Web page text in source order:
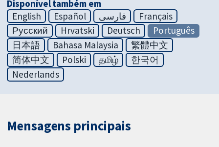
Disponível também em
English
Español فارسی
Français
Русский
Hrvatski Deutsch
Português
日本語
Bahasa Malaysia
繁體中文
简体中文
Polski தமிழ்
한국어
Nederlands
Mensagens principais